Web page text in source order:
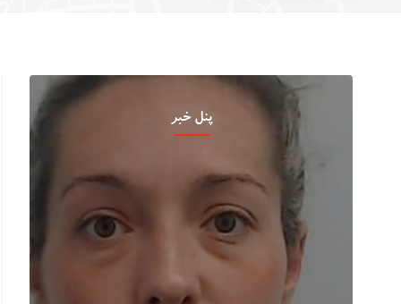
پنل خبر